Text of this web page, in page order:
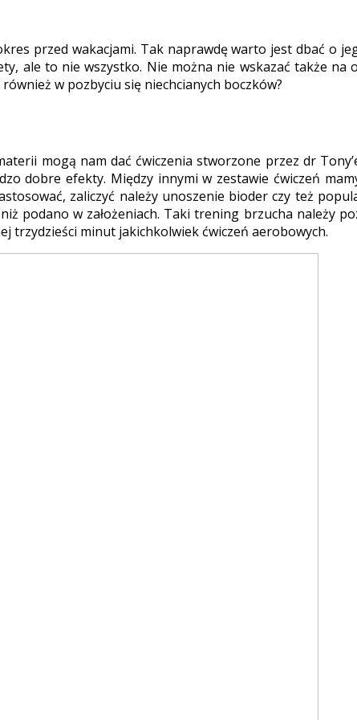
przed wakacjami. Tak naprawdę warto jest dbać o
ale to nie wszystko. Nie można nie wskazać także
w pozbyciu się niechcianych boczków?
mogą nam dać ćwiczenia stworzone przez dr
dobre efekty. Między innymi w zestawie ćwiczeń
zaliczyć należy unoszenie bioder czy też
podano w założeniach. Taki trening brzucha należy
trzydzieści minut jakichkolwiek ćwiczeń aerobowych.